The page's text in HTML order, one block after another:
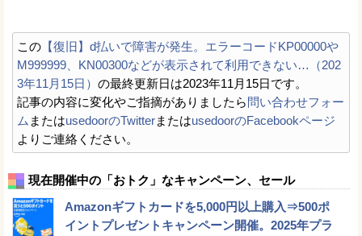
この 【復旧】d払いで障害が発生。エラーコードKP00000や
M999999、KN00300などが表示されて利用できない…（202
3年11月15日） の最終更新日は2023年11月15日です。
記事の内容に変化やご指摘がありましたら問い合わせフォー
ム またはusedoorのTwitterまたはusedoorのFacebookページ
よりご連絡ください。
現在開催中の「おトク」なキャンペーン、セール
Amazonギフトカードを5,000円以上購入⇒500ポ
イントプレゼントキャンペーン開催。2025年プラ